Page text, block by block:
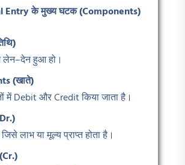
Entryके मुख्य घटक (Components)
लेन–देन हुआ हो।
(खाते)
में Debit और Credit किया जाता है।
लाभ या मूल्य प्राप्त होता है।